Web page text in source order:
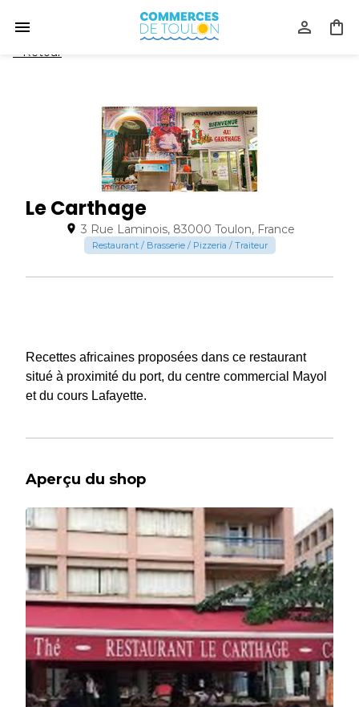
Retour
Le Carthage
3 Rue Laminois, 83000 Toulon, France
Restaurant / Brasserie / Pizzeria / Traiteur
Recettes africaines proposées dans ce restaurant
situé à proximité du port, du centre commercial Mayol
et du cours Lafayette.
Aperçu du shop